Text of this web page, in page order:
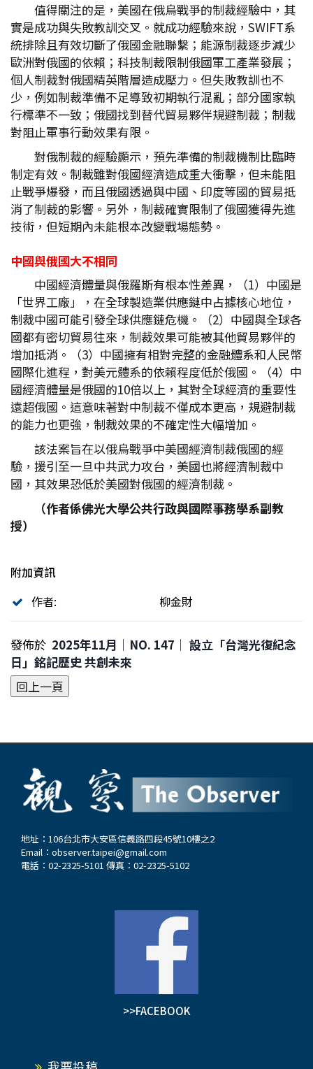
值得關注的是，美國在俄烏戰爭的制裁經驗中，其
實是成功與失敗教訓交叉。就成功經驗來說，SWIFT系
統排除且有效切斷了俄國金融聯繫；能源制裁逐步減少
歐洲對俄國的依賴；科技制裁限制俄國軍工產業發展；
個人制裁對俄國精英階層造成壓力。但失敗教訓也不
少，例如制裁準備不足導致初期執行混亂；部分國家執
行標準不一致；俄國找到替代貿易夥伴規避制裁；制裁
對阻止軍事行動效果有限。
對俄制裁的經驗顯示，預先準備的制裁機制比臨時
制定有效。制裁雖對俄國經濟造成重大衝擊，但未能阻
止戰爭爆發，而且俄國透過與中國、印度等國的貿易抵
消了制裁的影響。另外，制裁確實限制了俄國獲得先進
技術，但短期內未能根本改變戰場態勢。
中國與俄國大不相同
中國經濟體量與俄羅斯有根本性差異，（1）中國是
「世界工廠」，在全球製造業供應鏈中占據核心地位，
制裁中國可能引發全球供應鏈危機。（2）中國與全球各
國都有密切貿易往來，制裁效果可能被其他貿易夥伴的
增加抵消。（3）中國擁有相對完整的金融體系和人民幣
國際化進程，對美元體系的依賴程度低於俄國。（4）中
國經濟體量是俄國的10倍以上，其對全球經濟的重要性
遠超俄國。這意味著對中制裁不僅成本更高，規避制裁
的能力也更強，制裁效果的不確定性大幅增加。
該法案旨在以俄烏戰爭中美國經濟制裁俄國的經
驗，援引至一旦中共武力攻台，美國也將經濟制裁中
國，其效果恐低於美國對俄國的經濟制裁。
（作者係佛光大學公共行政與國際事務學系副教
授）
附加資訊
作者:
柳金財
發佈於 2025年11月｜NO. 147│ 設立「台灣光復紀念
日」銘記歷史 共創未來
地址：106台北市大安區信義路四段45號10樓之2
Email： observer.taipei@gmail.com
電話：02-2325-5101 傳真：02-2325-5102
>>FACEBOOK